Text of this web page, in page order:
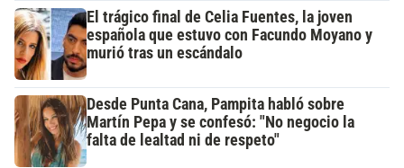
El trágico final de Celia Fuentes, la joven
española que estuvo con Facundo Moyano y
murió tras un escándalo
Desde Punta Cana, Pampita habló sobre
Martín Pepa y se confesó: "No negocio la
falta de lealtad ni de respeto"